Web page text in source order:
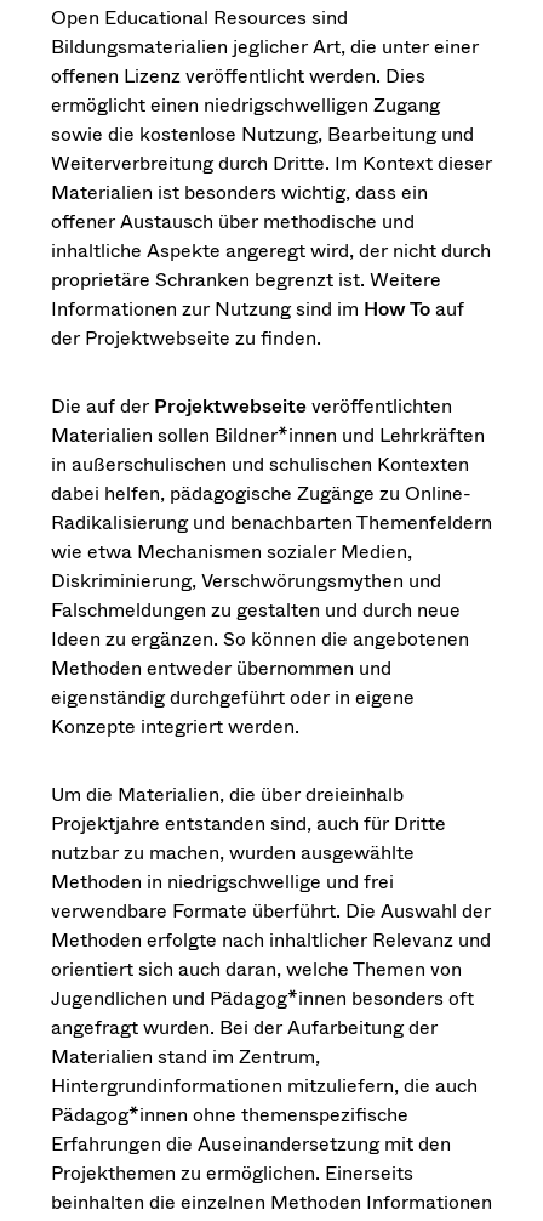
Open Educational Resources sind
Bildungsmaterialien jeglicher Art, die unter einer
offenen Lizenz veröffentlicht werden. Dies
ermöglicht einen niedrigschwelligen Zugang
sowie die kostenlose Nutzung, Bearbeitung und
Weiterverbreitung durch Dritte. Im Kontext dieser
Materialien ist besonders wichtig, dass ein
offener Austausch über methodische und
inhaltliche Aspekte angeregt wird, der nicht durch
proprietäre Schranken begrenzt ist. Weitere
Informationen zur Nutzung sind im How Toauf
der Projektwebseite zu finden.
Die auf der Projektwebseiteveröffentlichten
Materialien sollen Bildner*innen und Lehrkräften
in außerschulischen und schulischen Kontexten
dabei helfen, pädagogische Zugänge zu Online-
Radikalisierung und benachbarten Themenfeldern
wie etwa Mechanismen sozialer Medien,
Diskriminierung, Verschwörungsmythen und
Falschmeldungen zu gestalten und durch neue
Ideen zu ergänzen. So können die angebotenen
Methoden entweder übernommen und
eigenständig durchgeführt oder in eigene
Konzepte integriert werden.
Um die Materialien, die über dreieinhalb
Projektjahre entstanden sind, auch für Dritte
nutzbar zu machen, wurden ausgewählte
Methoden in niedrigschwellige und frei
verwendbare Formate überführt. Die Auswahl der
Methoden erfolgte nach inhaltlicher Relevanz und
orientiert sich auch daran, welche Themen von
Jugendlichen und Pädagog*innen besonders oft
angefragt wurden. Bei der Aufarbeitung der
Materialien stand im Zentrum,
Hintergrundinformationen mitzuliefern, die auch
Pädagog*innen ohne themenspezifische
Erfahrungen die Auseinandersetzung mit den
Projekthemen zu ermöglichen. Einerseits
beinhalten die einzelnen Methoden Informationen